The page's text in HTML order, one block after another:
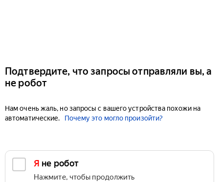
Подтвердите, что запросы отправляли вы, а
не робот
Нам очень жаль, но запросы с вашего устройства похожи на
автоматические.
Почему это могло произойти?
Я не робот
Нажмите, чтобы продолжить